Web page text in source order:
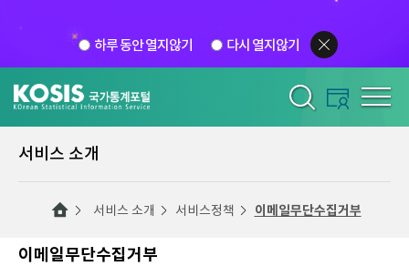
하루 동안 열지않기 다시 열지않기
서비스 소개
서비스 소개 서비스정책 이메일무단수집거부
이메일무단수집거부